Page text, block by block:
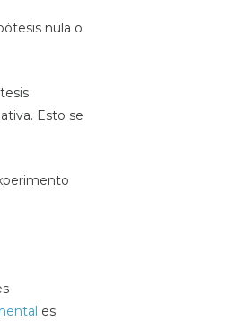
nula o
Esto se
es